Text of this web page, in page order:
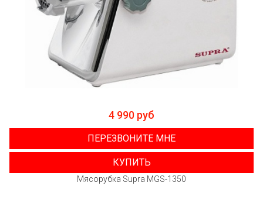
4 990 руб
ПЕРЕЗВОНИТЕ МНЕ
КУПИТЬ
Мясорубка Supra MGS-1350